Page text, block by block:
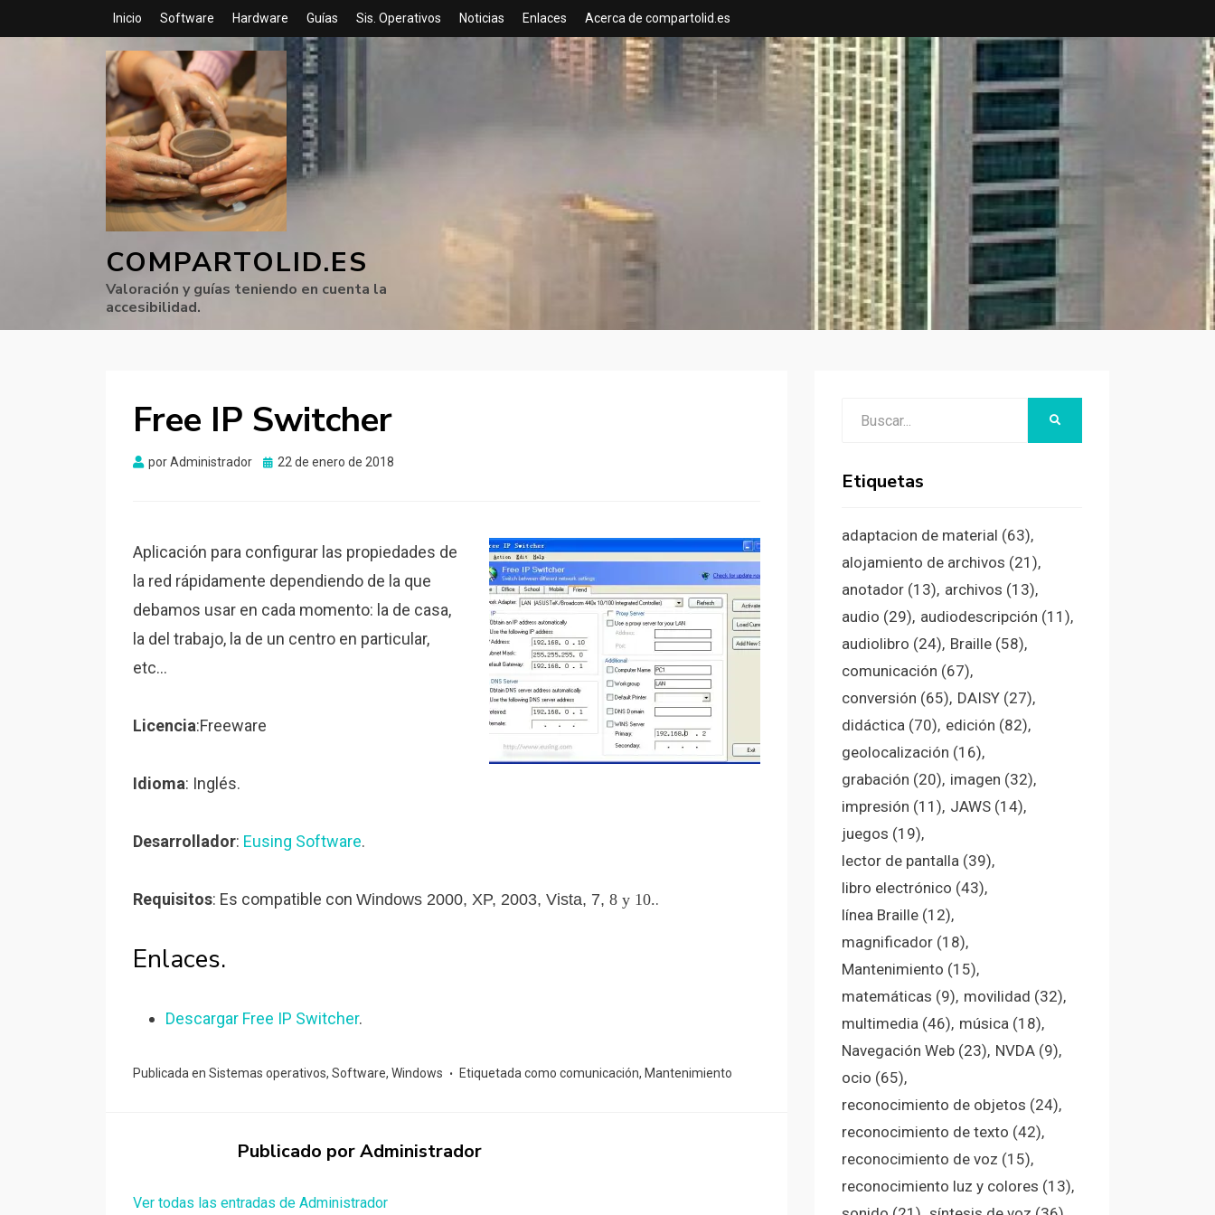
Inicio Software Hardware Guías Sis. Operativos Noticias Enlaces Acerca de compartolid.es
COMPARTOLID.ES
Valoración y guías teniendo en cuenta la
accesibilidad.
Free IP Switcher
porAdministrador
Publicado
22 de enero de 2018
Aplicación para configurar las propiedades de
la red rápidamente dependiendo de la que
debamos usar en cada momento: la de casa,
la del trabajo, la de un centro en particular,
etc…
Licencia:Freeware
Idioma: Inglés.
Desarrollador: Eusing Software.
Requisitos: Es compatible con Windows 2000, XP, 2003, Vista, 7, 8 y 10..
Enlaces.
Descargar Free IP Switcher.
Publicada en Sistemas operativos, Software, Windows Etiquetada como comunicación, Mantenimiento
Publicado porAdministrador
Ver todas las entradas de Administrador
Etiquetas
adaptacion de material (63)
alojamiento de archivos (21)
anotador(13) archivos (13)
audio (29) audiodescripción (11)
audiolibro (24) Braille(58)
comunicación (67)
conversión (65) DAISY(27)
didáctica(70) edición (82)
geolocalización (16)
grabación (20) imagen (32)
impresión (11) JAWS(14)
juegos (19)
lector de pantalla(39)
libro electrónico (43)
línea Braille(12)
magnificador(18)
Mantenimiento (15)
matemáticas (9) movilidad (32)
multimedia(46) música(18)
Navegación Web(23) NVDA(9)
ocio (65)
reconocimiento de objetos (24)
reconocimiento de texto (42)
reconocimiento de voz (15)
reconocimiento luz y colores (13)